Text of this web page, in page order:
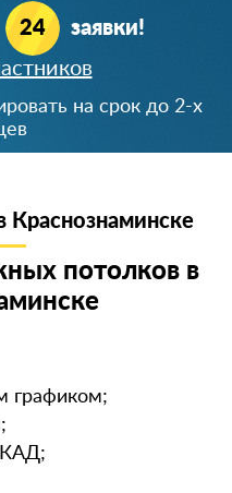
24
заявки!
43-65
**-*1
**-*7
на срок до 2-х
Краснознаминске
потолков в
графиком;